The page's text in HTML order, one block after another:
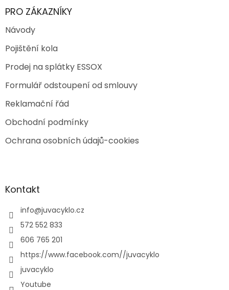
PRO ZÁKAZNÍKY
Návody
Pojištění kola
Prodej na splátky ESSOX
Formulář odstoupení od smlouvy
Reklamační řád
Obchodní podmínky
Ochrana osobních údajů-cookies
Kontakt
info@juvacyklo.cz
572 552 833
606 765 201
https://www.facebook.com//juvacyklo
juvacyklo
Youtube